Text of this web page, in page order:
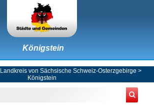
Königstein
Landkreis von Sächsische Schweiz-Osterzgebirge >
Königstein